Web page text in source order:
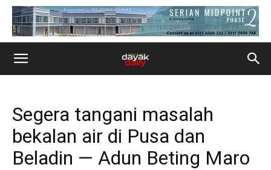
Segera tangani masalah
bekalan air di Pusa dan
Beladin — Adun Beting Maro